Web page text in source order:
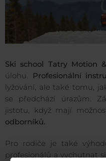
Ski school Tatry Motion
úlohu.
Profesionální
lyžování, ale také tomu,
se předchází úrazům.
jistotu, když mají
odborníků.
Pro rodiče je také
profesionálů a vychutnat